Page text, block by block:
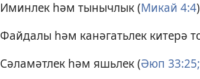
Иминлек һәм тынычлык (Микай 4:4
Файдалы һәм канәгатьлек китерә
Сәламәтлек һәм яшьлек (Әюп 33:25;